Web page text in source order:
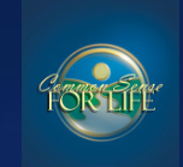
觀看